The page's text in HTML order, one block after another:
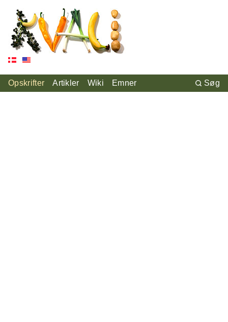
Opskrifter Artikler Wiki Emner Søg